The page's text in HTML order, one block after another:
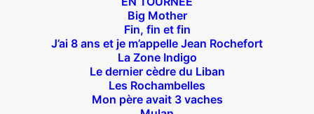
Big Mother
Fin, fin et fin
J’ai 8 ans et je m’appelle Jean Rochefort
La Zone Indigo
Le dernier cèdre du Liban
Les Rochambelles
Mon père avait 3 vaches
Théâtre des Béliers Parisiens